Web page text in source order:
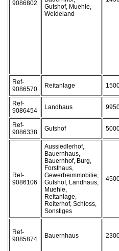
9086802
Gutshof, Muehle,
Weideland
Ref-
9086570
Reitanlage
Ref-
9086454
Landhaus
Ref-
9086338
Gutshof
Ref-
9086106
Aussiedlerhof,
Bauernhaus,
Bauernhof, Burg,
Forsthaus,
Gewerbeimmobilie,
Gutshof, Landhaus,
Muehle,
Reitanlage,
Reiterhof, Schloss,
Sonstiges
Ref-
9085874
Bauernhaus